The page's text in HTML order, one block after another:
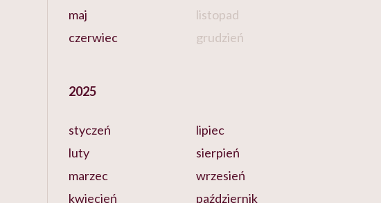
maj
czerwiec
listopad
grudzień
2025
styczeń
luty
marzec
kwiecień
lipiec
sierpień
wrzesień
październik